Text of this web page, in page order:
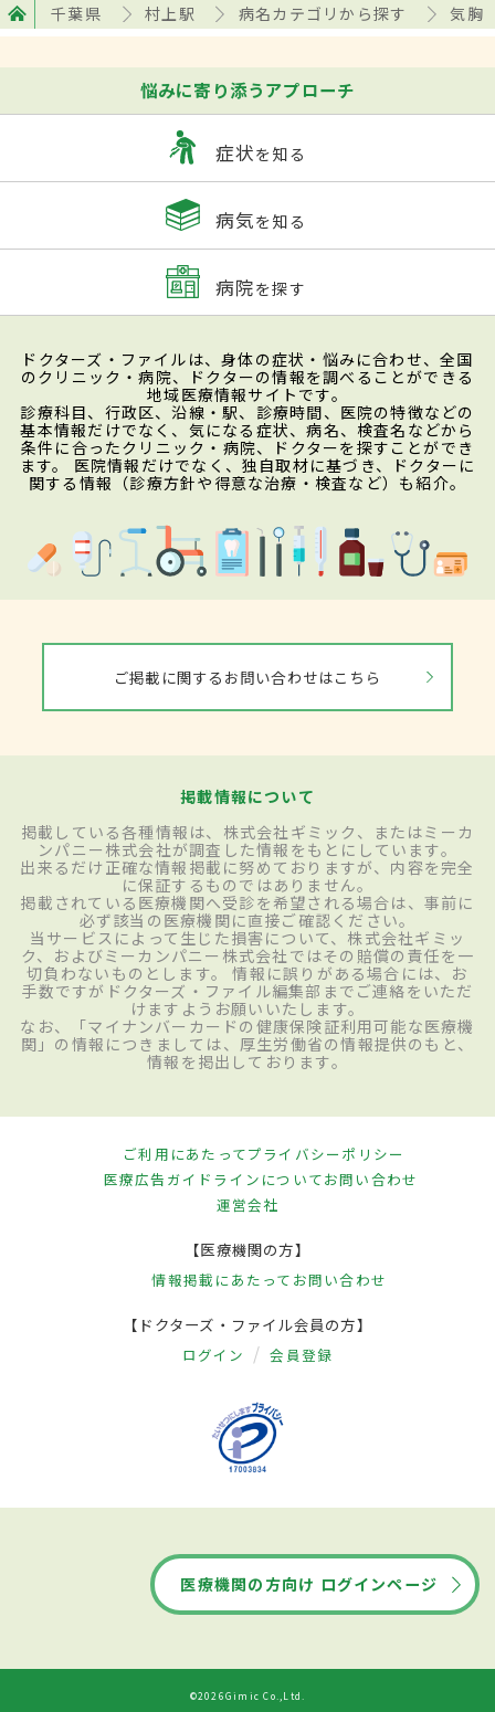
千葉県 村上駅 病名カテゴリから探す 気胸
悩みに寄り添うアプローチ
症状を知る
病気を知る
病院を探す
ドクターズ・ファイルは、身体の症状・悩みに合わせ、全国
のクリニック・病院、ドクターの情報を調べることができる
地域医療情報サイトです。
診療科目、行政区、沿線・駅、診療時間、医院の特徴などの
基本情報だけでなく、気になる症状、病名、検査名などから
条件に合ったクリニック・病院、ドクターを探すことができ
ます。 医院情報だけでなく、独自取材に基づき、ドクターに
関する情報（診療方針や得意な治療・検査など）も紹介。
ご掲載に関するお問い合わせはこちら
掲載情報について
掲載している各種情報は、株式会社ギミック、またはミーカ
ンパニー株式会社が調査した情報をもとにしています。
出来るだけ正確な情報掲載に努めておりますが、内容を完全
に保証するものではありません。
掲載されている医療機関へ受診を希望される場合は、事前に
必ず該当の医療機関に直接ご確認ください。
当サービスによって生じた損害について、株式会社ギミッ
ク、およびミーカンパニー株式会社ではその賠償の責任を一
切負わないものとします。 情報に誤りがある場合には、お
手数ですがドクターズ・ファイル編集部までご連絡をいただ
けますようお願いいたします。
なお、「マイナンバーカードの健康保険証利用可能な医療機
関」の情報につきましては、厚生労働省の情報提供のもと、
情報を掲出しております。
ご利用にあたってプライバシーポリシー
医療広告ガイドラインについてお問い合わせ
運営会社
【医療機関の方】
情報掲載にあたって お問い合わせ
【ドクターズ・ファイル会員の方】
ログイン 会員登録
医療機関の方向け ログインページ
©2026Gimic Co.,Ltd.